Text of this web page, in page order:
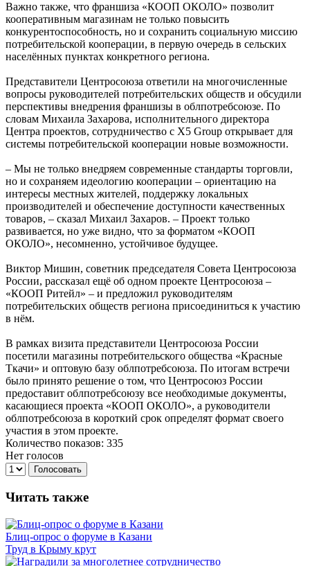
Важно также, что франшиза «КООП ОКОЛО» позволит
кооперативным магазинам не только повысить
конкурентоспособность, но и сохранить социальную миссию
потребительской кооперации, в первую очередь в сельских
населённых пунктах конкретного региона.
Представители Центросоюза ответили на многочисленные
вопросы руководителей потребительских обществ и обсудили
перспективы внедрения франшизы в облпотребсоюзе. По
словам Михаила Захарова, исполнительного директора
Центра проектов, сотрудничество с Х5 Group открывает для
системы потребительской кооперации новые возможности.
– Мы не только внедряем современные стандарты торговли,
но и сохраняем идеологию кооперации – ориентацию на
интересы местных жителей, поддержку локальных
производителей и обеспечение доступности качественных
товаров, – сказал Михаил Захаров. – Проект только
развивается, но уже видно, что за форматом «КООП
ОКОЛО», несомненно, устойчивое будущее.
Виктор Мишин, советник председателя Совета Центросоюза
России, рассказал ещё об одном проекте Центросоюза –
«КООП Ритейл» – и предложил руководителям
потребительских обществ региона присоединиться к участию
в нём.
В рамках визита представители Центросоюза России
посетили магазины потребительского общества «Красные
Ткачи» и оптовую базу облпотребсоюза. По итогам встречи
было принято решение о том, что Центросоюз России
предоставит облпотребсоюзу все необходимые документы,
касающиеся проекта «КООП ОКОЛО», а руководители
облпотребсоюза в короткий срок определят формат своего
участия в этом проекте.
Количество показов: 335
Нет голосов
Голосовать
Читать также
Блиц-опрос о форуме в Казани
Труд в Крыму крут